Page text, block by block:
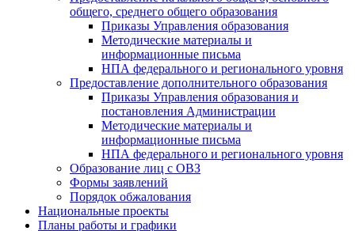
общего, среднего общего образования
Приказы Управления образования
Методические материалы и
информационные письма
НПА федерального и регионального уровня
Предоставление дополнительного образования
Приказы Управления образования и
постановления Администрации
Методические материалы и
информационные письма
НПА федерального и регионального уровня
Образование лиц с ОВЗ
Формы заявлений
Порядок обжалования
Национальные проекты
Планы работы и графики